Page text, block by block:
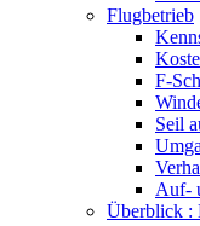
Flugbetrieb
F-
Seil
Auf-
Überblick :